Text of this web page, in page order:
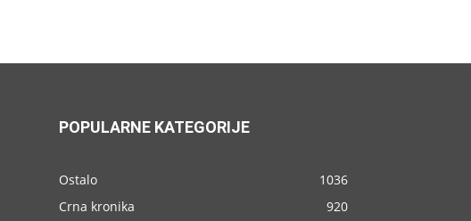
POPULARNE KATEGORIJE
Ostalo
1036
Crna kronika
920